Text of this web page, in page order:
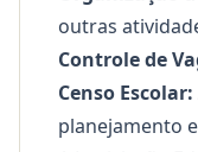
outras
Controle de
Censo Escolar:
planejamento